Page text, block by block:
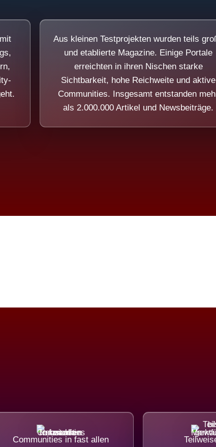
Aus kleinen Testprojekten wurden teils
und etablierte Magazine. Einige Portale
erreichten in ihren Nischen starke
Sichtbarkeit, hohe Reichweite und aktive
Communities. Insgesamt entstanden
als 2.000.000 Artikel und Newsbeiträge.
Communities in fast allen